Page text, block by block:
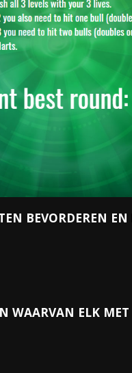
BEVORDEREN
WAARVAN ELK